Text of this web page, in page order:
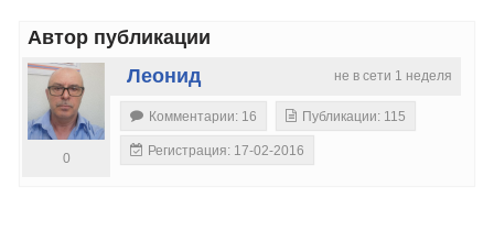
Автор публикации
не в сети 1 неделя
Леонид
0
Комментарии: 16 Публикации: 115
Регистрация: 17-02-2016